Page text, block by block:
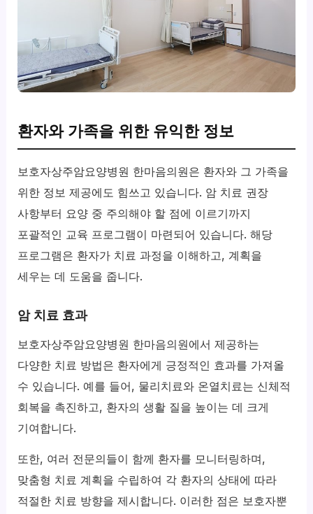
환자와 가족을 위한 유익한 정보
보호자상주암요양병원 한마음의원은 환자와 그 가족을
위한 정보 제공에도 힘쓰고 있습니다. 암 치료 권장
사항부터 요양 중 주의해야 할 점에 이르기까지
포괄적인 교육 프로그램이 마련되어 있습니다. 해당
프로그램은 환자가 치료 과정을 이해하고, 계획을
세우는 데 도움을 줍니다.
암 치료 효과
보호자상주암요양병원 한마음의원에서 제공하는
다양한 치료 방법은 환자에게 긍정적인 효과를 가져올
수 있습니다. 예를 들어, 물리치료와 온열치료는 신체적
회복을 촉진하고, 환자의 생활 질을 높이는 데 크게
기여합니다.
또한, 여러 전문의들이 함께 환자를 모니터링하며,
맞춤형 치료 계획을 수립하여 각 환자의 상태에 따라
적절한 치료 방향을 제시합니다. 이러한 점은 보호자뿐